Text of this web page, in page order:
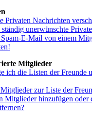
Privaten Nachrichten
unerwünschte
E-Mail von einem
Mitglieder
ich die Listen der Freunde
zur Liste der
Mitglieder hinzufügen oder